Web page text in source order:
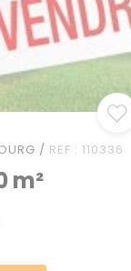
/ REF : 110336
m²